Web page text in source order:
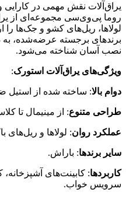
یراق‌آلات نقش مهمی در کارایی
روما پی‌وی‌سی مجموعه‌ای از
لولاها، ریل‌های کشو و جک‌ها را
برندهای برجسته عرضه‌شده، به
نصب آسان شناخته می‌شود.
ویژگی‌های یراق‌آلات استورک:
دوام بالا: ساخته شده از استیل
طراحی متنوع: از مینیمال تا
عملکرد روان: لولاها و ریل‌های
سایر برندها: باراش.
کاربردها: کابینت‌های آشپزخانه،
سرویس خواب.